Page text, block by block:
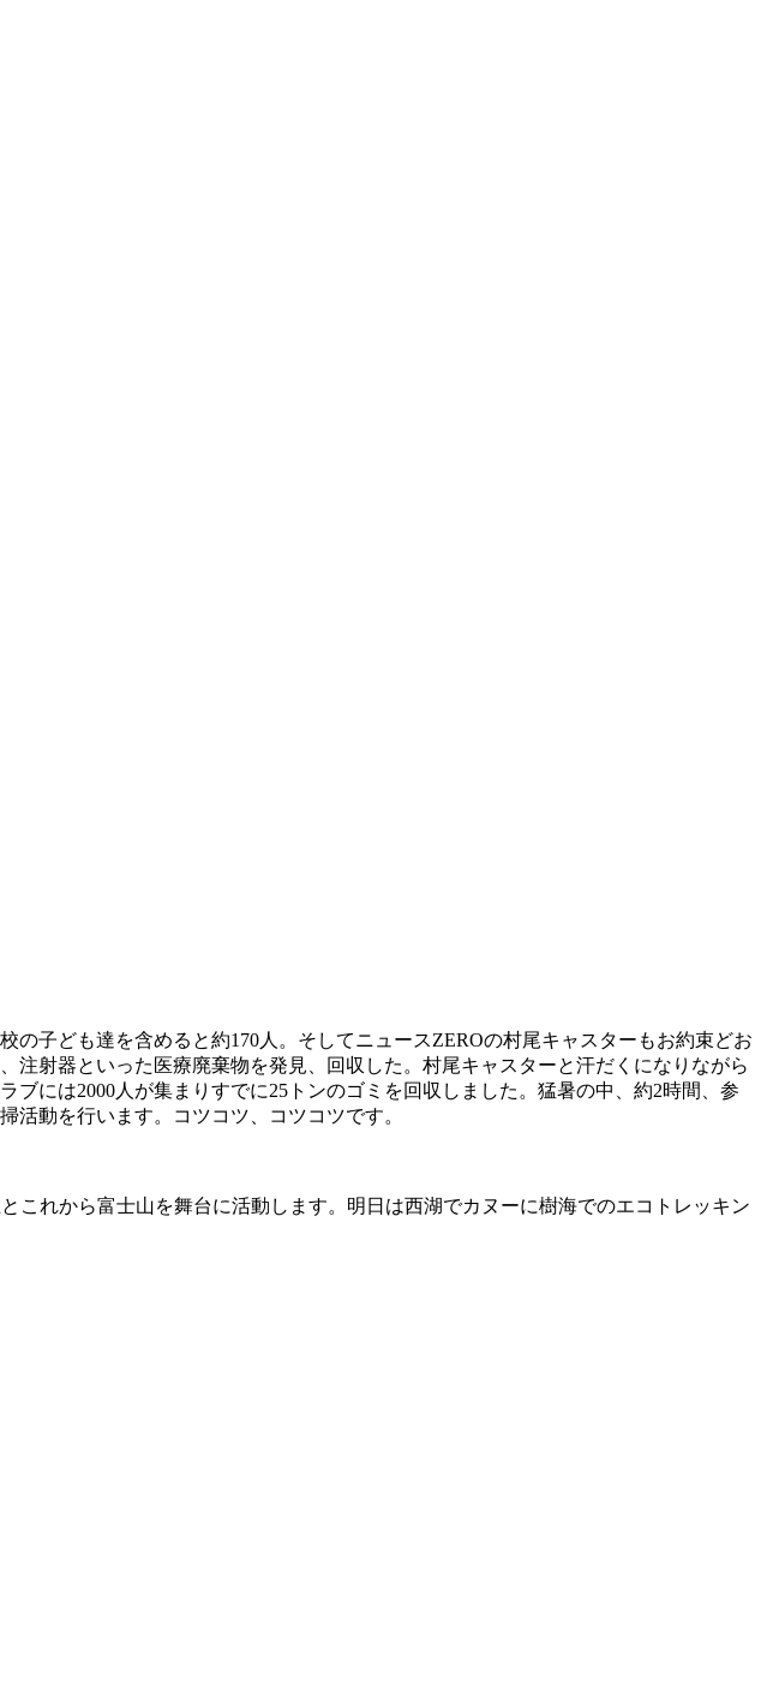
子ども達を含めると約170人。そしてニュースZEROの村尾キャスターもお約束どお
注射器といった医療廃棄物を発見、回収した。村尾キャスターと汗だくになりながら
には2000人が集まりすでに25トンのゴミを回収しました。猛暑の中、約2時間、参
活動を行います。コツコツ、コツコツです。
れから富士山を舞台に活動します。明日は西湖でカヌーに樹海でのエコトレッキン